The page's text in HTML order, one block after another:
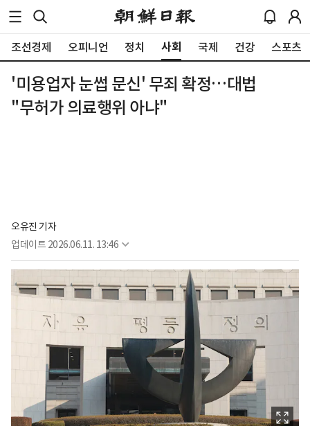
조선경제 오피니언 정치 사회 국제 건강 스포츠
'미용업자 눈썹 문신' 무죄 확정…대법
"무허가 의료행위 아냐"
오유진 기자
업데이트 2026.06.11. 13:46